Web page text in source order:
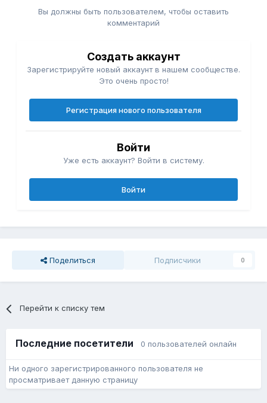
Вы должны быть пользователем, чтобы оставить
комментарий
Создать аккаунт
Зарегистрируйте новый аккаунт в нашем сообществе.
Это очень просто!
Регистрация нового пользователя
Войти
Уже есть аккаунт? Войти в систему.
Войти
Поделиться Подписчики 0
Перейти к списку тем
Последние посетители 0 пользователей онлайн
Ни одного зарегистрированного пользователя не
просматривает данную страницу